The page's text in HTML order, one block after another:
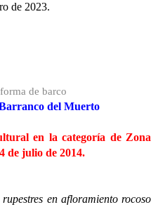
de 2023.
del Muerto
en la categoría de Zona
de julio de 2014.
en afloramiento rocoso